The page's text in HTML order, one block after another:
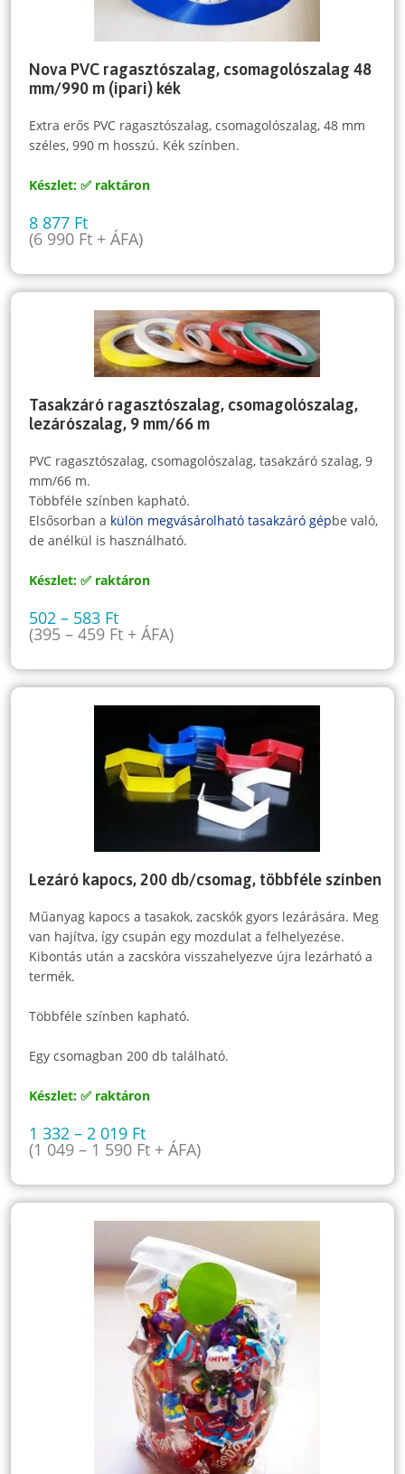
Nova PVC ragasztószalag, csomagolószalag 48
mm/990 m (ipari) kék
Extra erős PVC ragasztószalag, csomagolószalag, 48 mm
széles, 990 m hosszú. Kék színben.
Készlet: ✅ raktáron
8 877 Ft
(6 990 Ft + ÁFA)
Tasakzáró ragasztószalag, csomagolószalag,
lezárószalag, 9 mm/66 m
PVC ragasztószalag, csomagolószalag, tasakzáró szalag, 9
mm/66 m.
Többféle színben kapható.
Elsősorban a külön megvásárolható tasakzáró gépbe való,
de anélkül is használható.
Készlet: ✅ raktáron
502– 583 Ft
(395–459 Ft + ÁFA)
Lezáró kapocs, 200 db/csomag, többféle színben
Műanyag kapocs a tasakok, zacskók gyors lezárására. Meg
van hajítva, így csupán egy mozdulat a felhelyezése.
Kibontás után a zacskóra visszahelyezve újra lezárható a
termék.
Többféle színben kapható.
Egy csomagban 200 db található.
Készlet: ✅ raktáron
1 332–2 019 Ft
(1 049– 1 590 Ft + ÁFA)